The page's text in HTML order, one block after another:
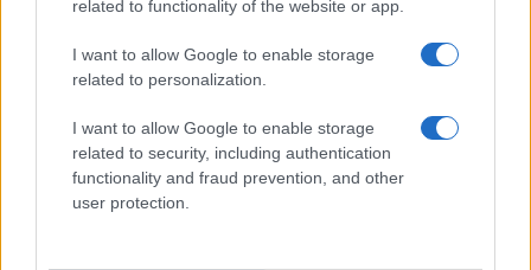
related to functionality of the website or app.
I want to allow Google to enable storage
related to personalization.
I want to allow Google to enable storage
related to security, including authentication
functionality and fraud prevention, and other
user protection.
Paolo Pinna